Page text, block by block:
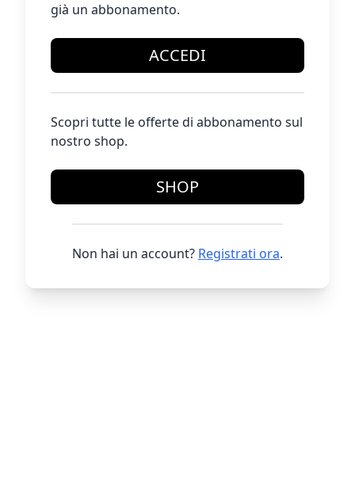
già un abbonamento.
ACCEDI
Scopri tutte le offerte di abbonamento sul
nostro shop.
SHOP
Non hai un account? Registrati ora.